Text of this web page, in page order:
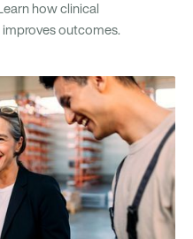
how clinical
outcomes.